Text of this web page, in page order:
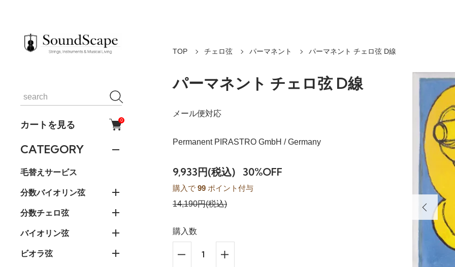
カートを見る 0
CATEGORY
毛替えサービス
分数バイオリン弦
分数チェロ弦
バイオリン弦
ビオラ弦
TOP チェロ弦 パーマネント パーマネント チェロ弦 D線
パーマネント チェロ弦 D線
メール便対応
Permanent PIRASTRO GmbH / Germany
9,933円(税込) 30%OFF
購入で 99 ポイント付与
14,190円(税込)
購入数